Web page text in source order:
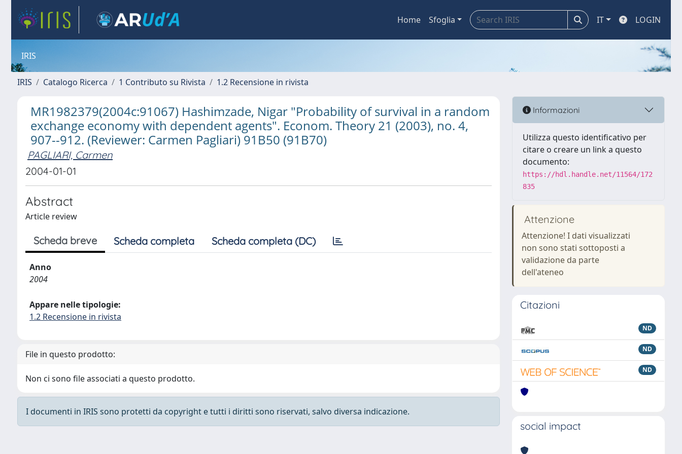
Home Sfoglia IT LOGIN
IRIS
IRIS Catalogo Ricerca 1 Contributo su Rivista 1.2 Recensione in rivista
MR1982379(2004c:91067) Hashimzade, Nigar "Probability of survival in a random
exchange economy with dependent agents". Econom. Theory 21 (2003), no. 4,
907--912. (Reviewer: Carmen Pagliari) 91B50 (91B70)
PAGLIARI, Carmen
2004-01-01
Abstract
Article review
Scheda breve Scheda completa Scheda completa (DC)
Anno
2004
Appare nelle tipologie:
1.2 Recensione in rivista
File in questo prodotto:
Non ci sono file associati a questo prodotto.
I documenti in IRIS sono protetti da copyright e tutti i diritti sono riservati, salvo diversa indicazione.
Informazioni
Utilizza questo identificativo per
citare o creare un link a questo
documento:
https://hdl.handle.net/11564/172
835
Attenzione
Attenzione! I dati visualizzati
non sono stati sottoposti a
validazione da parte
dell'ateneo
Citazioni
ND
ND
ND
social impact